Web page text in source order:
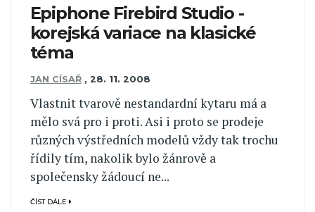
Epiphone Firebird Studio -
korejská variace na klasické
téma
JAN CÍSAŘ , 28. 11. 2008
Vlastnit tvarově nestandardní kytaru má a
mělo svá pro i proti. Asi i proto se prodeje
různých výstředních modelů vždy tak trochu
řídily tím, nakolik bylo žánrově a
společensky žádoucí ne...
ČÍST DÁLE